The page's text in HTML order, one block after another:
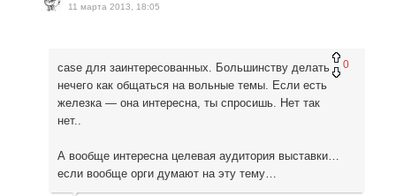
11 марта 2013, 18:05
0
case для заинтересованных. Большинству делать
нечего как общаться на вольные темы. Если есть
железка — она интересна, ты спросишь. Нет так
нет..
А вообще интересна целевая аудитория выставки…
если вообще орги думают на эту тему…